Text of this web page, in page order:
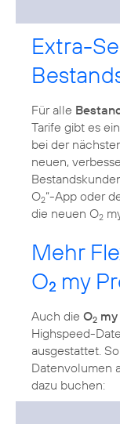
Extra-
Für alle
Tarife gibt es
bei der
neuen,
O2“-App oder
die neuen O2
Mehr
O2 my
Auch die O2
Highspeed-
ausgestattet.
Datenvolumen
dazu buchen: